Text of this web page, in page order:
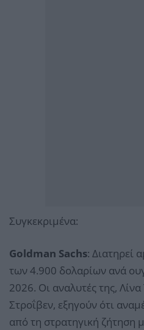
Συγκεκριμένα:
Goldman Sachs: Διατηρεί
των 4.900 δολαρίων ανά
2026. Οι αναλυτές της,
Στροΐβεν, εξηγούν ότι
από τη στρατηγική ζήτηση